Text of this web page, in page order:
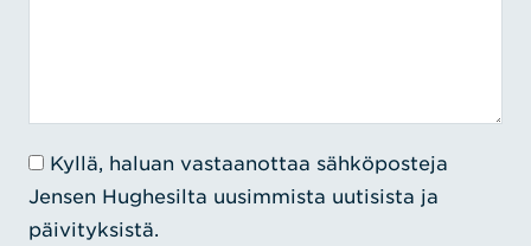
Kyllä, haluan vastaanottaa sähköposteja
Jensen Hughesilta uusimmista uutisista ja
päivityksistä.